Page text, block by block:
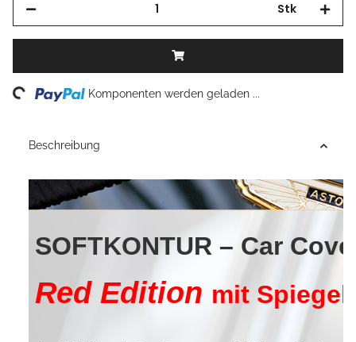
Stk
Loading... Komponenten werden geladen ...
Beschreibung